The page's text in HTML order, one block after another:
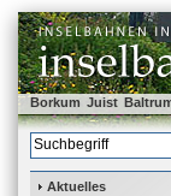
Borkum Juist
Aktuelles